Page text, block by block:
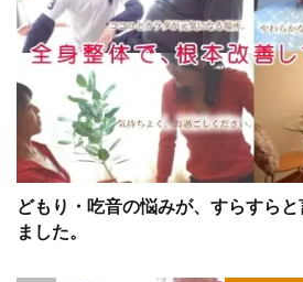
どもり・吃音の悩みが、すらすら
ました。